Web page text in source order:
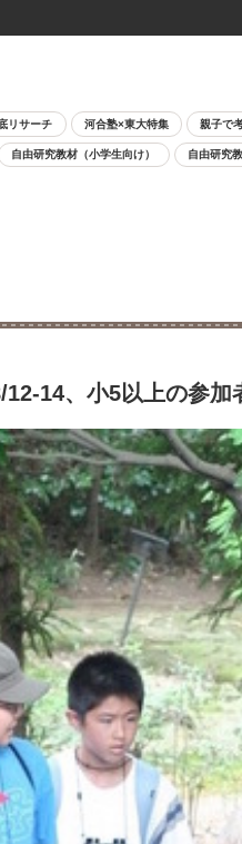
リサーチ 河合塾×東大特集 親子で
自由研究教材（小学生向け） 自由研究
14、小5以上の参